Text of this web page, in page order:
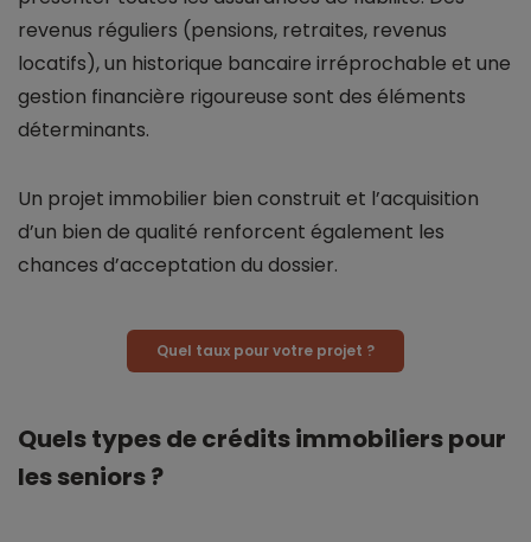
revenus réguliers (pensions, retraites, revenus
locatifs), un historique bancaire irréprochable et une
gestion financière rigoureuse sont des éléments
déterminants.
Un projet immobilier bien construit et l’acquisition
d’un bien de qualité renforcent également les
chances d’acceptation du dossier.
Quel taux pour votre projet ?
Quels types de crédits immobiliers pour
les seniors ?